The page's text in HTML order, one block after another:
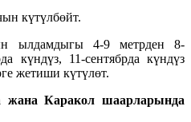
күтүлбөйт.
ылдамдыгы 4-9 метрден 8-
күндүз, 11-сентябрда күндүз
жетиши күтүлөт.
жана Каракол шаарларында